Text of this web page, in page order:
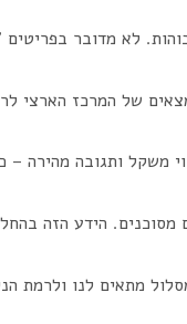
לא מדובר
משקל ותגובה מהירה –
מסוכנים. הידע הזה
מתאים לנו ולרמת